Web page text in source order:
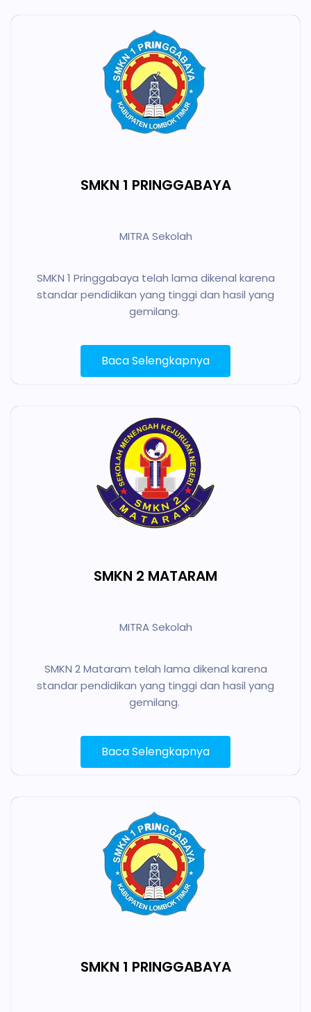
SMKN 1 PRINGGABAYA
MITRA Sekolah
SMKN 1 Pringgabaya telah lama dikenal karena
standar pendidikan yang tinggi dan hasil yang
gemilang.
Baca Selengkapnya
SMKN 2 MATARAM
MITRA Sekolah
SMKN 2 Mataram telah lama dikenal karena
standar pendidikan yang tinggi dan hasil yang
gemilang.
Baca Selengkapnya
SMKN 1 PRINGGABAYA